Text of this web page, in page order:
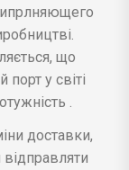
що
у світі
.
доставки,
відправляти